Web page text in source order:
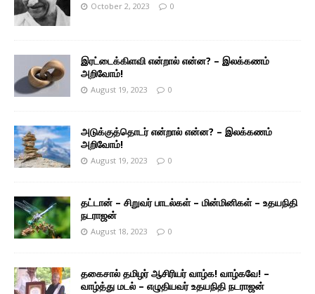
October 2, 2023 0
இரட்டைக்கிளவி என்றால் என்ன? – இலக்கணம்
அறிவோம்!
August 19, 2023 0
அடுக்குத்தொடர் என்றால் என்ன? – இலக்கணம்
அறிவோம்!
August 19, 2023 0
தட்டான் – சிறுவர் பாடல்கள் – மின்மினிகள் – உதயநிதி
நடராஜன்
August 18, 2023 0
தகைசால் தமிழர் ஆசிரியர் வாழ்க! வாழ்கவே! –
வாழ்த்து மடல் – எழுதியவர் உதயநிதி நடராஜன்